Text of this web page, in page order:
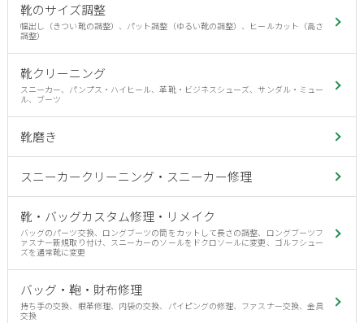
靴のサイズ調整
幅出し（きつい靴の調整）、パット調整（ゆるい靴の調整）、ヒールカット（高さ
調整）
靴クリーニング
スニーカー、パンプス・ハイヒール、革靴・ビジネスシューズ、サンダル・ミュー
ル、ブーツ
靴磨き
スニーカークリーニング・スニーカー修理
靴・バッグカスタム修理・リメイク
バッグのパーツ交換、ロングブーツの筒をカットして長さの調整、ロングブーツフ
ァスナー新規取り付け、スニーカーのソールをドクロソールに変更、ゴルフシュー
ズを通常靴に変更
バッグ・鞄・財布修理
持ち手の交換、根革修理、内袋の交換、パイピングの修理、ファスナー交換、金具
交換